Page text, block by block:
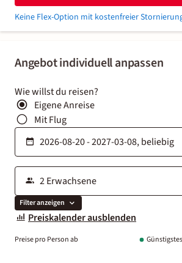
Angebot individuell anpassen
Wie willst du reisen?
Eigene Anreise
Mit Flug
Filter anzeigen
Preiskalender ausblenden
Preise pro Person ab
Keine Flex-Option mit kostenfreier